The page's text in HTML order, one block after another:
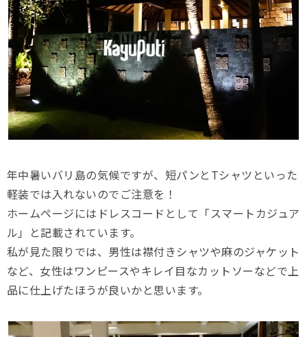
年中暑いバリ島の気候ですが、短パンとTシャツといった
軽装では入れないのでご注意を！
ホームページにはドレスコードとして「スマートカジュア
ル」と記載されています。
私が見た限りでは、男性は襟付きシャツや麻のジャケット
など、女性はワンピースやキレイ目なカットソーなどで上
品に仕上げたほうが良いかと思います。